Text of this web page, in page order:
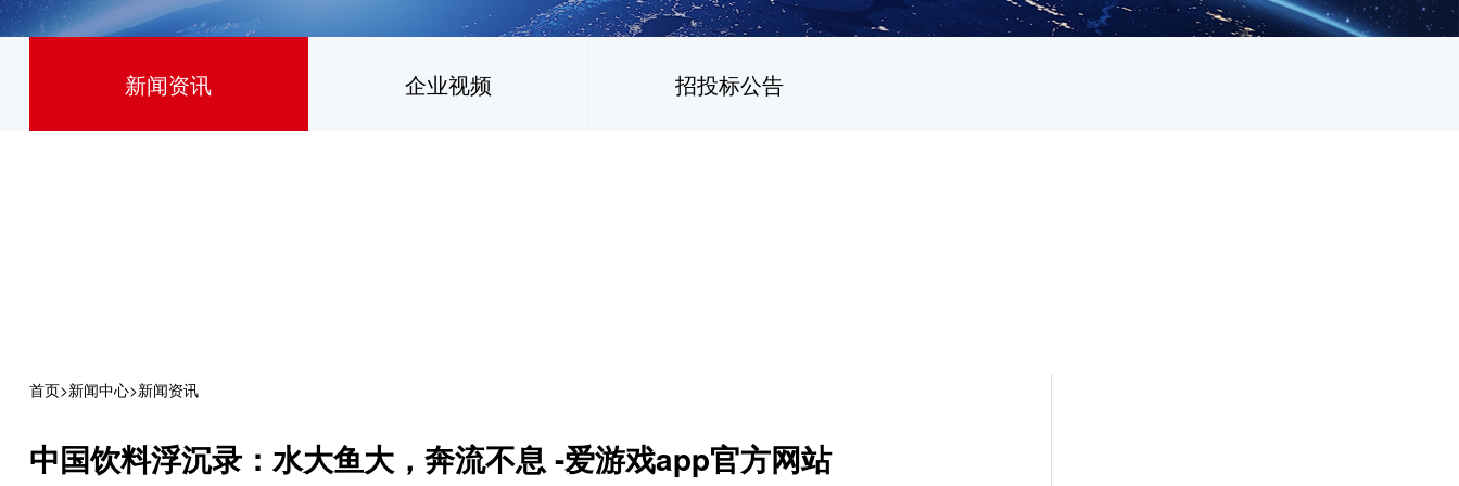
新闻资讯 企业视频 招投标公告
首页>新闻中心>新闻资讯
中国饮料浮沉录：水大鱼大，奔流不息 -爱游戏app官方网站